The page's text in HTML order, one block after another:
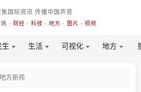
焦国际资讯 传播中国声音
讯 · 财经 · 科技 · 地方 · 图片 · 视频
生 生活 可视化 地方
方新闻